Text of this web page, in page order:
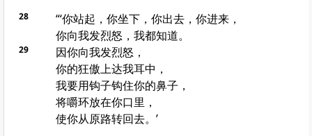
28
“‘你站起，你坐下，你出去，你进来，
你向我发烈怒，我都知道。
29
因你向我发烈怒，
你的狂傲上达我耳中，
我要用钩子钩住你的鼻子，
将嚼环放在你口里，
使你从原路转回去。’